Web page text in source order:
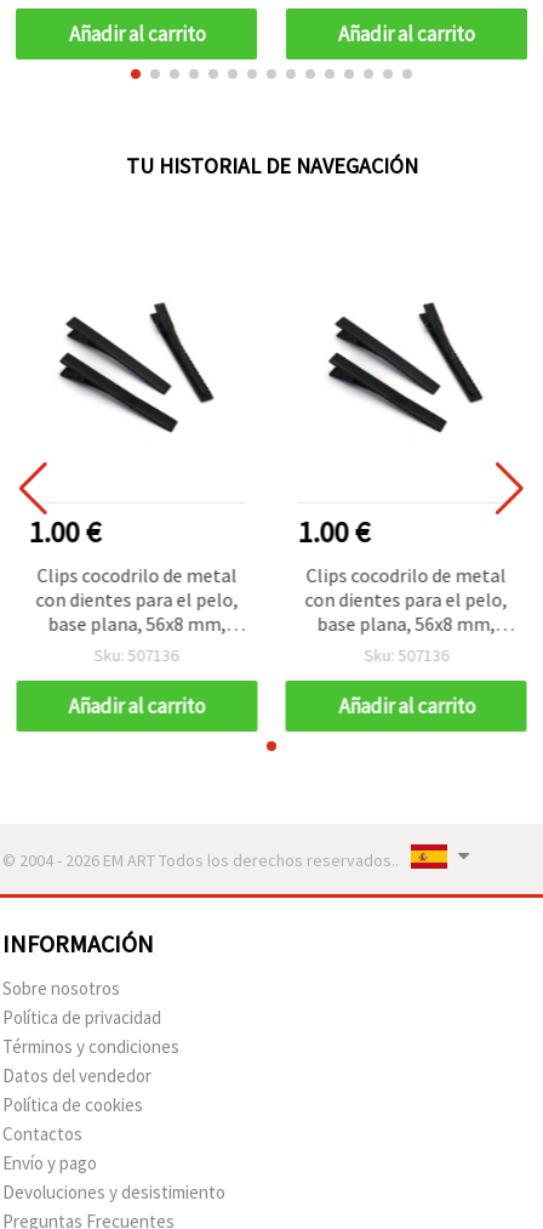
Añadir al carrito Añadir al carrito
TU HISTORIAL DE NAVEGACIÓN
1.00 €
Clips cocodrilo de metal
con dientes para el pelo,
base plana, 56x8 mm,
negros – 10 unidades, para
Sku: 507136
Añadir al carrito
1.00 €
Clips cocodrilo de metal
con dientes para el pelo,
base plana, 56x8 mm,
negros – 10 unidades, para
Sku: 507136
Añadir al carrito
© 2004 - 2026 EM ART Todos los derechos reservados..
INFORMACIÓN
Sobre nosotros
Política de privacidad
Términos y condiciones
Datos del vendedor
Política de cookies
Contactos
Envío y pago
Devoluciones y desistimiento
Preguntas Frecuentes